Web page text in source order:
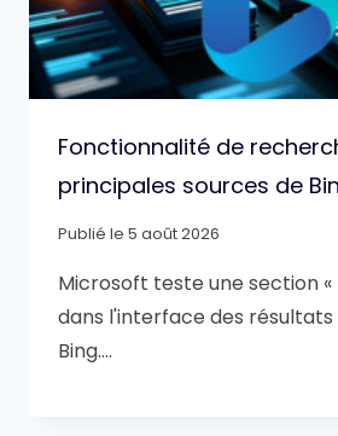
Fonctionnalité de
principales sources de
Publié le 5 août 2026
Microsoft teste une section «
dans l'interface des
Bing….